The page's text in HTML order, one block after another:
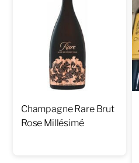
Champagne Rare Brut
Rose Millésimé